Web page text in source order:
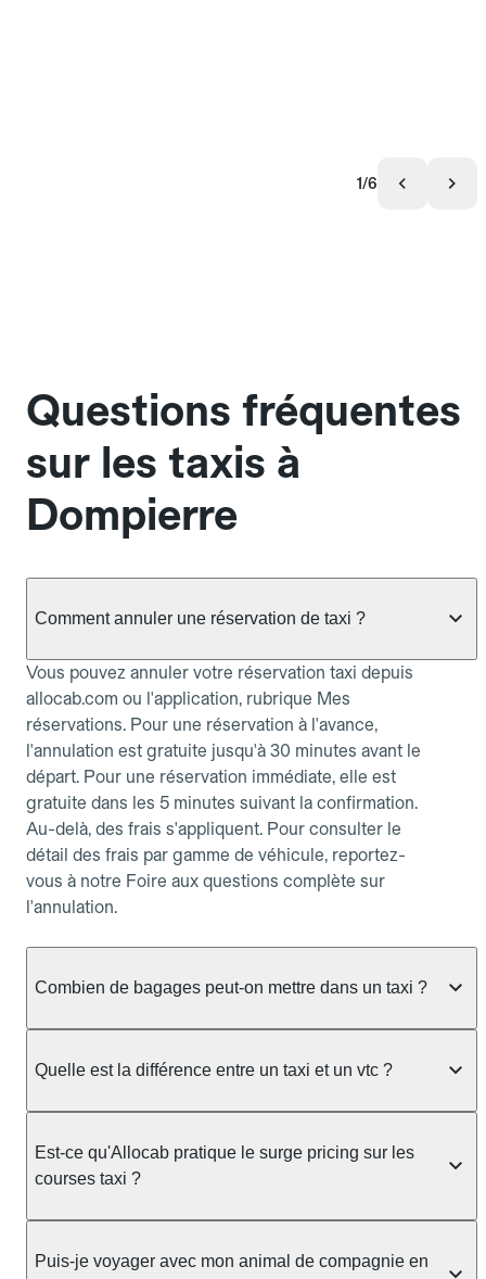
1/6
Questions fréquentes
sur les taxis à
Dompierre
Comment annuler une réservation de taxi ?
Vous pouvez annuler votre réservation taxi depuis
allocab.com ou l'application, rubrique Mes
réservations. Pour une réservation à l'avance,
l'annulation est gratuite jusqu'à 30 minutes avant le
départ. Pour une réservation immédiate, elle est
gratuite dans les 5 minutes suivant la confirmation.
Au-delà, des frais s'appliquent. Pour consulter le
détail des frais par gamme de véhicule, reportez-
vous à notre Foire aux questions complète sur
l'annulation.
Combien de bagages peut-on mettre dans un taxi ?
taxi berline accueille en général jusqu'à 3 bagages
ou nombreux, précisez-le dans le champ "Message
au chauffeur" lors de la réservation. Le prix n'est
pas impacté par le nombre de bagages.
Quelle est la différence entre un taxi et un vtc ?
prendre en charge directement dans la rue, à une
station ou sur réservation, avec un tarif au
réservation et propose un prix fixe annoncé à
l'avance. Chez Allocab, réservez facilement votre
Est-ce qu'Allocab pratique le surge pricing sur les
courses taxi ?
réglementation préfectorale et suit un barème
Puis-je voyager avec mon animal de compagnie en